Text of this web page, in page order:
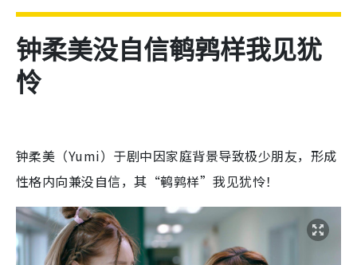
钟柔美没自信鹌鹑样我见犹
怜
钟柔美（Yumi）于剧中因家庭背景导致极少朋友，形成
性格内向兼没自信，其“鹌鹑样”我见犹怜！